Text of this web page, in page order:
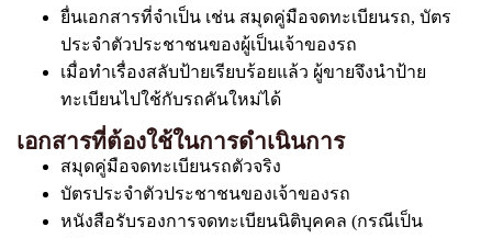
ยื่นเอกสารที่จำเป็น เช่น สมุดคู่มือจดทะเบียนรถ, บัตร
ประจำตัวประชาชนของผู้เป็นเจ้าของรถ
เมื่อทำเรื่องสลับป้ายเรียบร้อยแล้ว ผู้ขายจึงนำป้าย
ทะเบียนไปใช้กับรถคันใหม่ได้
เอกสารที่ต้องใช้ในการดำเนินการ
สมุดคู่มือจดทะเบียนรถตัวจริง
บัตรประจำตัวประชาชนของเจ้าของรถ
หนังสือรับรองการจดทะเบียนนิติบุคคล (กรณีเป็น